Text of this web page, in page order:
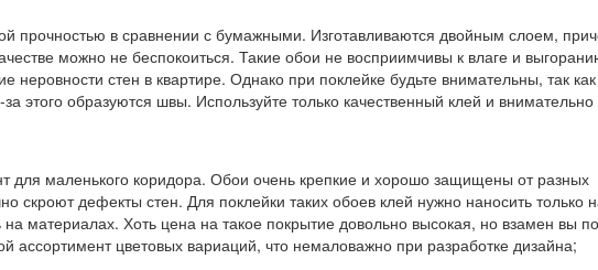
прочностью в сравнении с бумажными. Изготавливаются двойным слоем,
можно не беспокоиться. Такие обои не восприимчивы к влаге и
неровности стен в квартире. Однако при поклейке будьте внимательны, так как
этого образуются швы. Используйте только качественный клей и внимательно
для маленького коридора. Обои очень крепкие и хорошо защищены от разных
скроют дефекты стен. Для поклейки таких обоев клей нужно наносить только
на материалах. Хоть цена на такое покрытие довольно высокая, но взамен вы
ассортимент цветовых вариаций, что немаловажно при разработке дизайна;